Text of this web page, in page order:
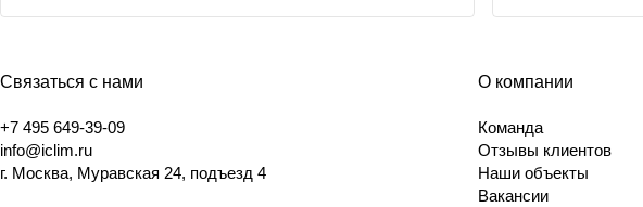
Связаться с нами
+7 495 649-39-09
info@iclim.ru
г. Москва, Муравская 24, подъезд 4
О компании
Команда
Отзывы клиентов
Наши объекты
Вакансии